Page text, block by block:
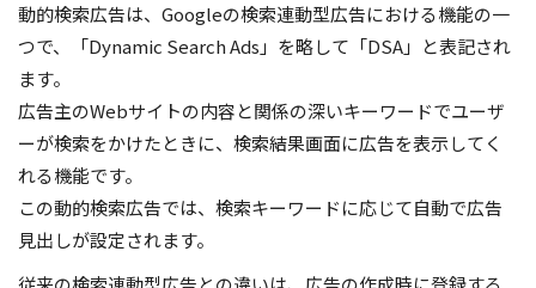
動的検索広告は、Googleの検索連動型広告における機能の一
つで、「Dynamic Search Ads」を略して「DSA」と表記され
ます。
広告主のWebサイトの内容と関係の深いキーワードでユーザ
ーが検索をかけたときに、検索結果画面に広告を表示してく
れる機能です。
この動的検索広告では、検索キーワードに応じて自動で広告
見出しが設定されます。